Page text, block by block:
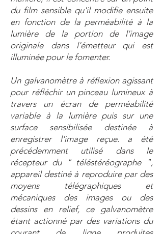
du film sensible qu'il modifie ensuite
en fonction de la perméabilité à la
lumière de la portion de l'image
originale dans l'émetteur qui est
illuminée pour le fomenter.
Un galvanomètre à réflexion agissant
pour réfléchir un pinceau lumineux à
travers un écran de perméabilité
variable à la lumière puis sur une
surface sensibilisée destinée à
enregistrer l'image reçue. a été
précédemment utilisé dans le
récepteur du " téléstéréographe ",
appareil destiné à reproduire par des
moyens télégraphiques et
mécaniques des images ou des
dessins en relief, ce galvanomètre
étant actionné par des variations du